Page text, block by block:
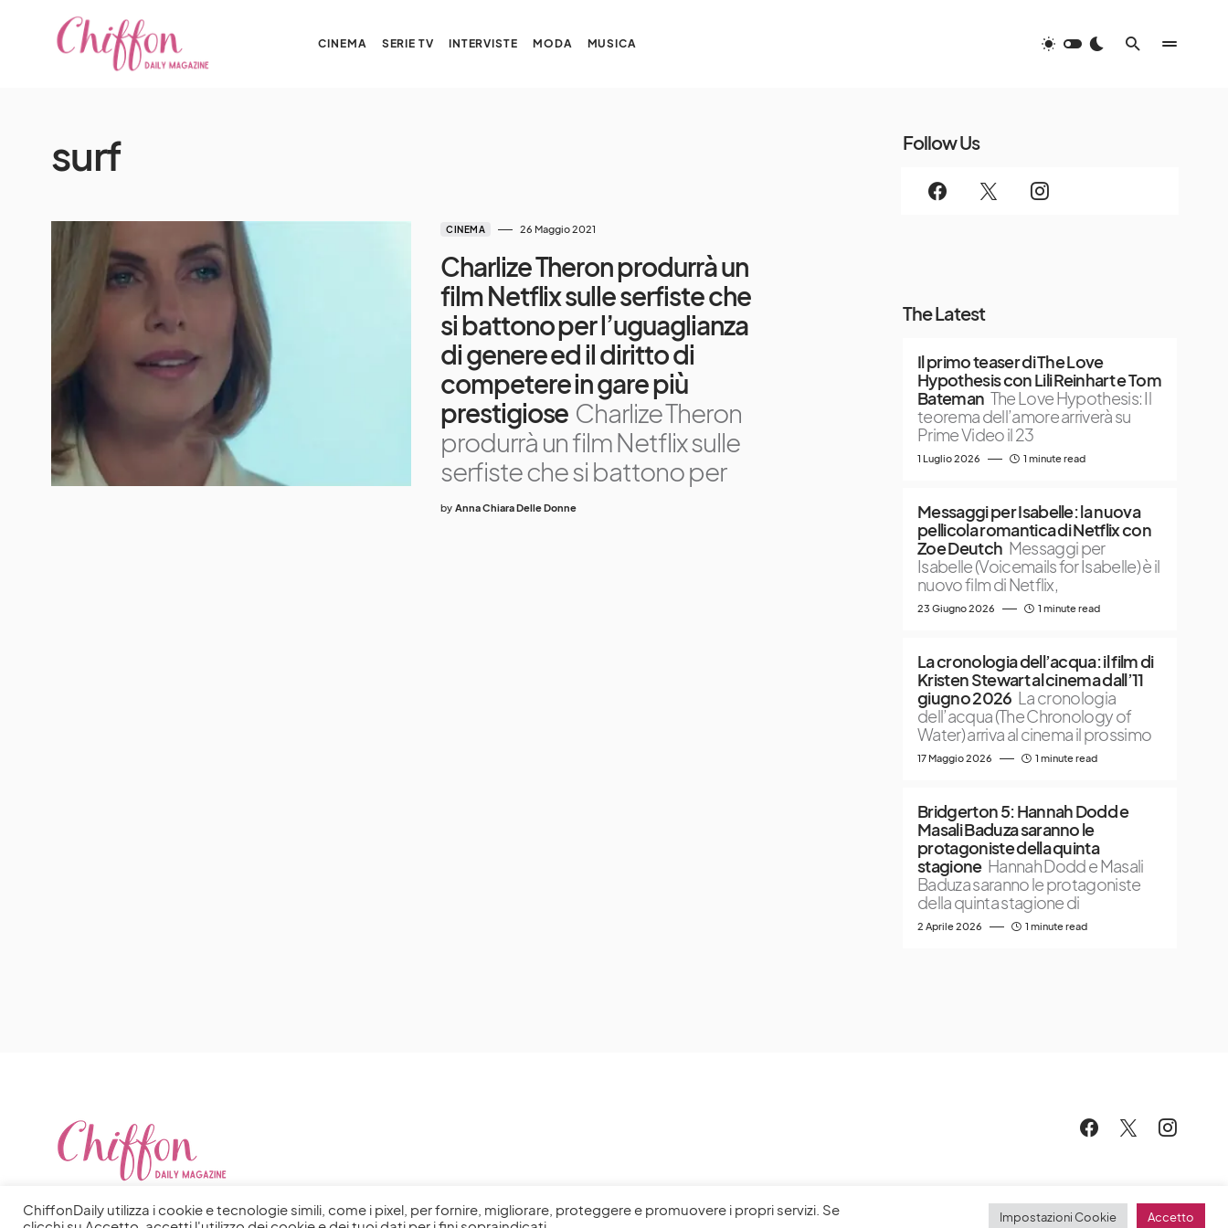
CINEMA SERIE TV INTERVISTE MODA MUSICA
surf
CINEMA 26 Maggio 2021
Charlize Theron produrrà un
film Netflix sulle serfiste che
si battono per l’uguaglianza
di genere ed il diritto di
competere in gare più
prestigiose Charlize Theron
produrrà un film Netflix sulle
serfiste che si battono per
by Anna Chiara Delle Donne
Follow Us
The Latest
Il primo teaser di The Love
Hypothesis con Lili Reinhart e Tom
Bateman The Love Hypothesis: Il
teorema dell’amore arriverà su
Prime Video il 23
1 Luglio 2026 1 minute read
Messaggi per Isabelle: la nuova
pellicola romantica di Netflix con
Zoe Deutch Messaggi per
Isabelle (Voicemails for Isabelle) è il
nuovo film di Netflix,
23 Giugno 2026 1 minute read
La cronologia dell’acqua: il film di
Kristen Stewart al cinema dall’11
giugno 2026 La cronologia
dell’acqua (The Chronology of
Water) arriva al cinema il prossimo
17 Maggio 2026 1 minute read
Bridgerton 5: Hannah Dodd e
Masali Baduza saranno le
protagoniste della quinta
stagione Hannah Dodd e Masali
Baduza saranno le protagoniste
della quinta stagione di
2 Aprile 2026 1 minute read
ChiffonDaily utilizza i cookie e tecnologie simili, come i pixel, per fornire, migliorare, proteggere e promuovere i propri servizi. Se
Impostazioni Cookie Accetto